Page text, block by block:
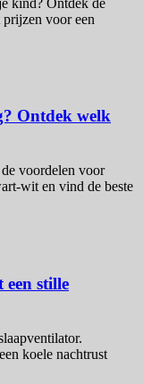
voor een
Ontdek welk
voordelen voor
wit en vind de beste
een stille
koele nachtrust